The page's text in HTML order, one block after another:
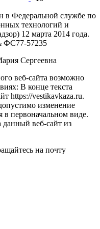
в Федеральной службе по
технологий и
12 марта 2014 года.
ФС77-57235
Сергеевна
веб-сайта возможно
В конце текста
https://vestikavkaza.ru.
изменение
в первоначальном виде.
данный веб-сайт из
на почту